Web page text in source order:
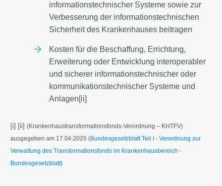
informationstechnischer Systeme sowie zur
Verbesserung der informationstechnischen
Sicherheit des Krankenhauses beitragen
Kosten für die Beschaffung, Errichtung,
Erweiterung oder Entwicklung interoperabler
und sicherer informationstechnischer oder
kommunikationstechnischer Systeme und
Anlagen[ii]
[i] [ii] (Krankenhaustransformationsfonds-Verordnung – KHTFV)
ausgegeben am 17.04.2025 (Bundesgesetzblatt Teil I - Verordnung zur
Verwaltung des Transformationsfonds im Krankenhausbereich -
Bundesgesetzblatt)